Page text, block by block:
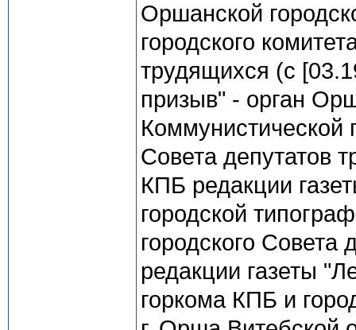
Оршанской
городского
трудящихся (с
призыв" - орган
Коммунистической
Совета депутатов
КПБ редакции
городской
городского Совета
редакции газеты
горкома КПБ и